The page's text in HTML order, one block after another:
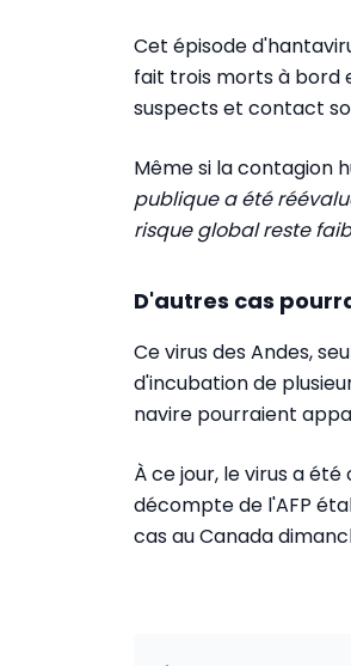
Cet épisode
fait trois morts à bord
suspects et contact
Même si la contagion
publique a été
risque global reste
D'autres cas
Ce virus des Andes,
d'incubation de
navire pourraient
À ce jour, le virus a
décompte de l'AFP
cas au Canada